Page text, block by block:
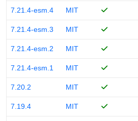
7.21.4-esm.4 MIT
7.21.4-esm.3 MIT
7.21.4-esm.2 MIT
7.21.4-esm.1 MIT
7.20.2 MIT
7.19.4 MIT